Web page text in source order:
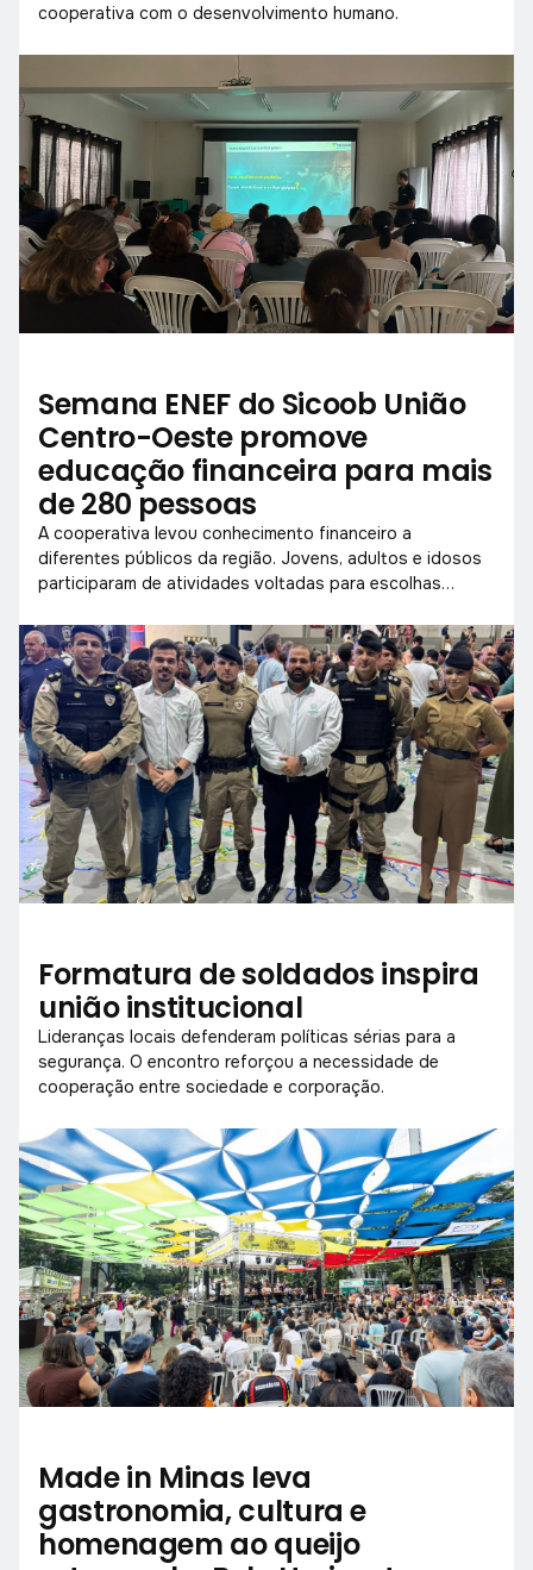
cooperativa com o desenvolvimento humano.
Semana ENEF do Sicoob União
Centro-Oeste promove
educação financeira para mais
de 280 pessoas
A cooperativa levou conhecimento financeiro a
diferentes públicos da região. Jovens, adultos e idosos
participaram de atividades voltadas para escolhas
Formatura de soldados inspira
união institucional
Lideranças locais defenderam políticas sérias para a
segurança. O encontro reforçou a necessidade de
cooperação entre sociedade e corporação.
Made in Minas leva
gastronomia, cultura e
homenagem ao queijo